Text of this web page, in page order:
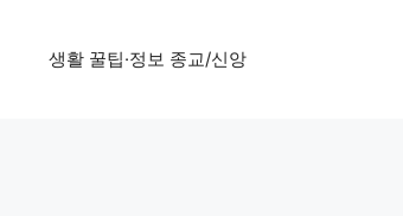
생활 꿀팁·정보 종교/신앙